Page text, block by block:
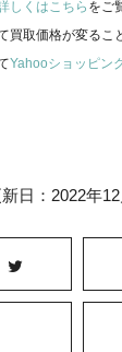
しくはこちら をご
買取価格が変るこ
Yahooショッピン
新日：2022年12